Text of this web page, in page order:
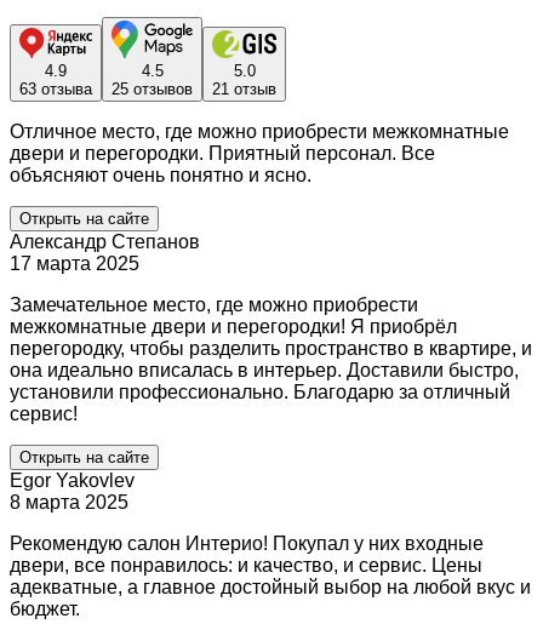
4.9
63 отзыва
4.5
25 отзывов
5.0
21 отзыв
Отличное место, где можно приобрести межкомнатные
двери и перегородки. Приятный персонал. Все
объясняют очень понятно и ясно.
Открыть на сайте
Александр Степанов
17 марта 2025
Замечательное место, где можно приобрести
межкомнатные двери и перегородки! Я приобрёл
перегородку, чтобы разделить пространство в квартире, и
она идеально вписалась в интерьер. Доставили быстро,
установили профессионально. Благодарю за отличный
сервис!
Открыть на сайте
Egor Yakovlev
8 марта 2025
Рекомендую салон Интерио! Покупал у них входные
двери, все понравилось: и качество, и сервис. Цены
адекватные, а главное достойный выбор на любой вкус и
бюджет.